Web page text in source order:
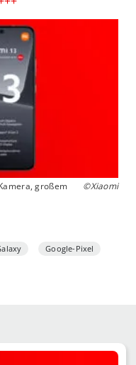
großem
©Xiaomi
Google-Pixel